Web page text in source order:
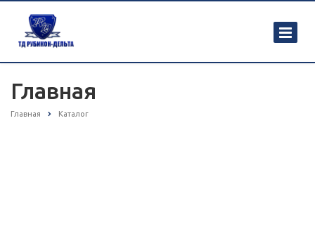
Главная
Главная Каталог